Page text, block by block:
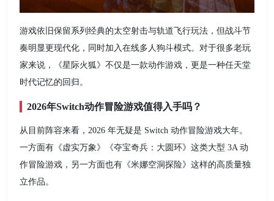
游戏依旧保留系列经典的太空射击与轨道飞行玩法，但战斗节
奏明显更现代化，同时加入在线多人狗斗模式。对于很多老玩
家来说，《星际火狐》不仅是一款动作游戏，更是一种任天堂
时代记忆的回归。
2026年Switch动作冒险游戏值得入手吗？
从目前阵容来看，2026 年无疑是 Switch 动作冒险游戏大年。
一方面有《虚实万象》《夺宝奇兵：大圆环》这类大型 3A 动
作冒险游戏，另一方面也有《米娜空洞探险》这样的高质量独
立作品。